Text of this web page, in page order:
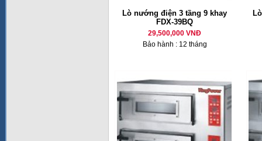
Lò nướng điện 3 tầng 9 khay
FDX-39BQ
29,500,000 VNĐ
Bảo hành : 12 tháng